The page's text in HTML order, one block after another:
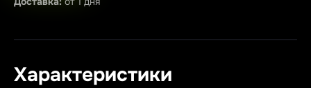
Характеристики